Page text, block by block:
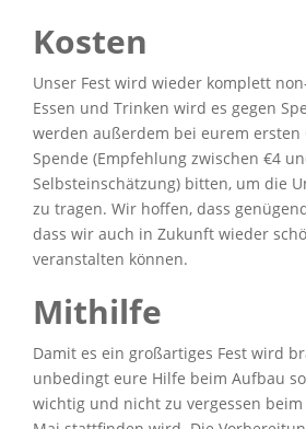
Kosten
Unser Fest wird wieder komplett
Essen und Trinken wird es gegen
werden außerdem bei eurem ersten
Spende (Empfehlung zwischen €4
Selbsteinschätzung) bitten, um die
zu tragen. Wir hoffen, dass
dass wir auch in Zukunft wieder
veranstalten können.
Mithilfe
Damit es ein großartiges Fest wird
unbedingt eure Hilfe beim Aufbau
wichtig und nicht zu vergessen beim